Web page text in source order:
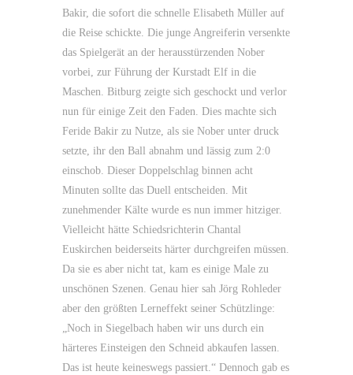
Bakir, die sofort die schnelle Elisabeth Müller auf
die Reise schickte. Die junge Angreiferin versenkte
das Spielgerät an der herausstürzenden Nober
vorbei, zur Führung der Kurstadt Elf in die
Maschen. Bitburg zeigte sich geschockt und verlor
nun für einige Zeit den Faden. Dies machte sich
Feride Bakir zu Nutze, als sie Nober unter druck
setzte, ihr den Ball abnahm und lässig zum 2:0
einschob. Dieser Doppelschlag binnen acht
Minuten sollte das Duell entscheiden. Mit
zunehmender Kälte wurde es nun immer hitziger.
Vielleicht hätte Schiedsrichterin Chantal
Euskirchen beiderseits härter durchgreifen müssen.
Da sie es aber nicht tat, kam es einige Male zu
unschönen Szenen. Genau hier sah Jörg Rohleder
aber den größten Lerneffekt seiner Schützlinge:
„Noch in Siegelbach haben wir uns durch ein
härteres Einsteigen den Schneid abkaufen lassen.
Das ist heute keineswegs passiert.“ Dennoch gab es